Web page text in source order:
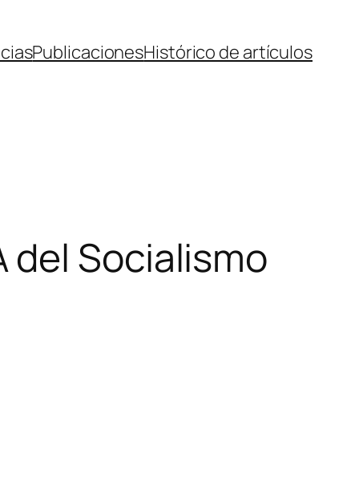
PublicacionesHistórico de artículos
del Socialismo